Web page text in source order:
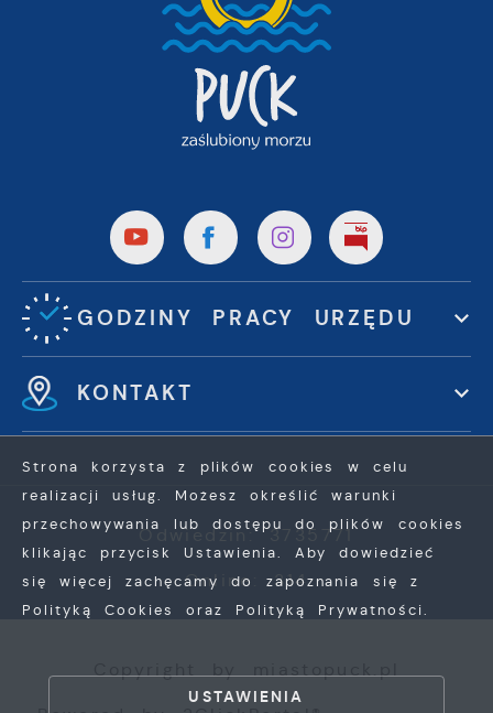
GODZINY PRACY URZĘDU
KONTAKT
Odwiedzin: 3735771
Online: 314
Strona korzysta z plików cookies w celu
realizacji usług. Możesz określić warunki
przechowywania lub dostępu do plików cookies
klikając przycisk Ustawienia. Aby dowiedzieć
się więcej zachęcamy do zapoznania się z
Polityką Cookies oraz Polityką Prywatności.
USTAWIENIA